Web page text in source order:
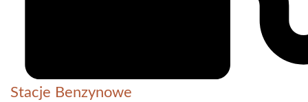
Stacje Benzynowe